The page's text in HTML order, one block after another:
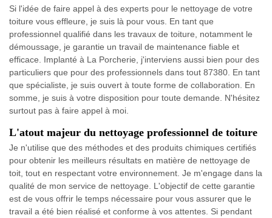
Si l'idée de faire appel à des experts pour le nettoyage de votre
toiture vous effleure, je suis là pour vous. En tant que
professionnel qualifié dans les travaux de toiture, notamment le
démoussage, je garantie un travail de maintenance fiable et
efficace. Implanté à La Porcherie, j'interviens aussi bien pour des
particuliers que pour des professionnels dans tout 87380. En tant
que spécialiste, je suis ouvert à toute forme de collaboration. En
somme, je suis à votre disposition pour toute demande. N'hésitez
surtout pas à faire appel à moi.
L'atout majeur du nettoyage professionnel de toiture
Je n'utilise que des méthodes et des produits chimiques certifiés
pour obtenir les meilleurs résultats en matière de nettoyage de
toit, tout en respectant votre environnement. Je m'engage dans la
qualité de mon service de nettoyage. L'objectif de cette garantie
est de vous offrir le temps nécessaire pour vous assurer que le
travail a été bien réalisé et conforme à vos attentes. Si pendant